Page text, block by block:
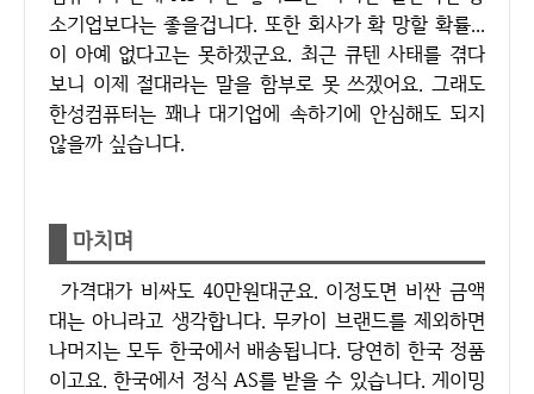
소기업보다는 좋을겁니다. 또한 회사가 확 망할 확률...
이 아예 없다고는 못하겠군요. 최근 큐텐 사태를 겪다
보니 이제 절대라는 말을 함부로 못 쓰겠어요. 그래도
한성컴퓨터는 꽤나 대기업에 속하기에 안심해도 되지
않을까 싶습니다.
마치며
가격대가 비싸도 40만원대군요. 이정도면 비싼 금액
대는 아니라고 생각합니다. 무카이 브랜드를 제외하면
나머지는 모두 한국에서 배송됩니다. 당연히 한국 정품
이고요. 한국에서 정식 AS를 받을 수 있습니다. 게이밍